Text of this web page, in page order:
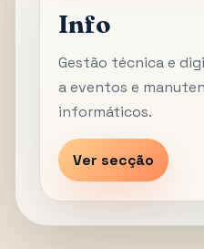
Info
Gestão técnica e
a eventos e
informáticos.
Ver secção